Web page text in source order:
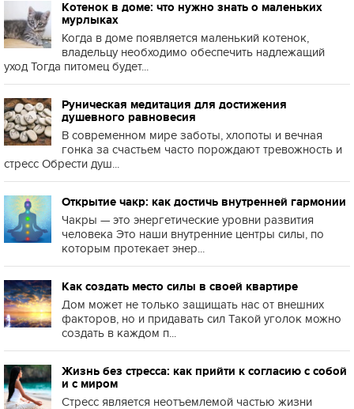
Котенок в доме: что нужно знать о маленьких
мурлыках
Когда в доме появляется маленький котенок,
владельцу необходимо обеспечить надлежащий
уход Тогда питомец будет...
Руническая медитация для достижения
душевного равновесия
В современном мире заботы, хлопоты и вечная
гонка за счастьем часто порождают тревожность и
стресс Обрести душ...
Открытие чакр: как достичь внутренней гармонии
Чакры — это энергетические уровни развития
человека Это наши внутренние центры силы, по
которым протекает энер...
Как создать место силы в своей квартире
Дом может не только защищать нас от внешних
факторов, но и придавать сил Такой уголок можно
создать в каждом п...
Жизнь без стресса: как прийти к согласию с собой
и с миром
Стресс является неотъемлемой частью жизни